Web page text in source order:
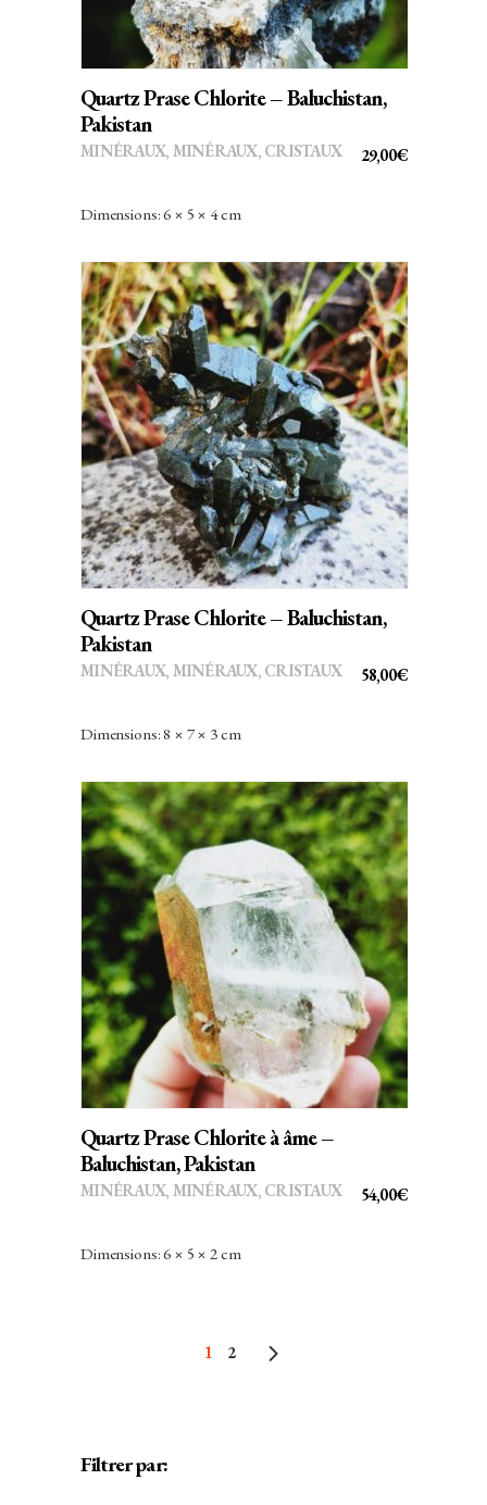
Quartz Prase Chlorite – Baluchistan,
Pakistan
29,00€
MINÉRAUX, MINÉRAUX, CRISTAUX
Dimensions: 6 × 5 × 4 cm
AJOUTER AU PANIER
Quartz Prase Chlorite – Baluchistan,
Pakistan
58,00€
MINÉRAUX, MINÉRAUX, CRISTAUX
Dimensions: 8 × 7 × 3 cm
AJOUTER AU PANIER
Quartz Prase Chlorite à âme –
Baluchistan, Pakistan
54,00€
MINÉRAUX, MINÉRAUX, CRISTAUX
Dimensions: 6 × 5 × 2 cm
1 2
Filtrer par: